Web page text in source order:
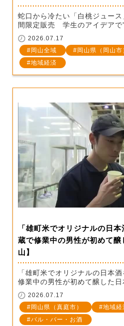
蛇口から冷たい「白桃ジュー
間限定販売 学生のアイデアで”
2026.07.17
岡山全域
岡山県（岡山市
地域経済
「雄町米でオリジナルの日
蔵で修業中の男性が初めて醸
山】
「雄町米でオリジナルの日本
修業中の男性が初めて醸した日
2026.07.17
岡山県（真庭市）
地域経
バル・バー・お酒